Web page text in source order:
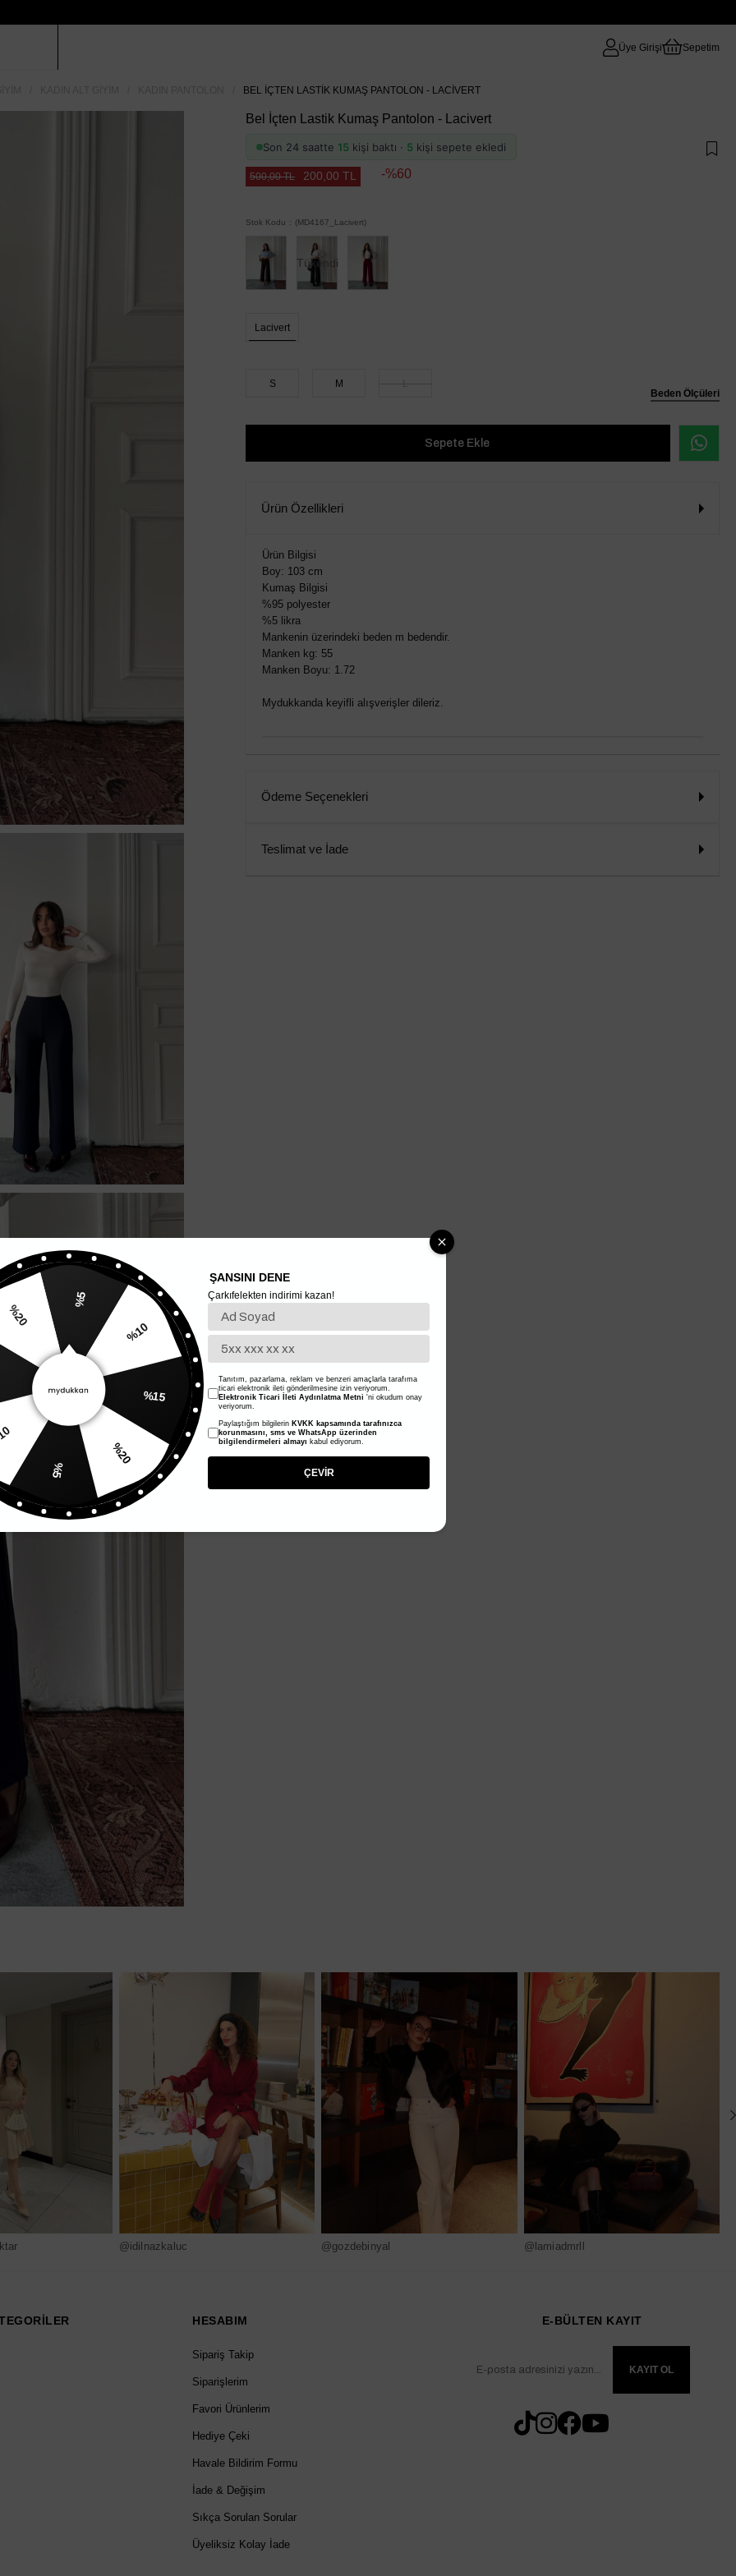
Üye Girişi Sepetim
BEL İÇTEN LASTIK KUMAŞ PANTOLON - LACIVERT
Bel İçten Lastik Kumaş Pantolon - Lacivert
Son 24 saatte 15 kişi baktı · 5 kişi sepete ekledi
500,00 TL 200,00 TL 60
Stok Kodu (MD4167_Lacivert)
Tükendi
Beden Ölçüleri
Lacivert
S M
Ürün Özellikleri
Ürün Bilgisi
Boy: 103 cm
Kumaş Bilgisi
%95 polyester
%5 likra
Mankenin üzerindeki beden m bedendir.
Manken kg: 55
Manken Boyu: 1.72
Mydukkanda keyifli alışverişler dileriz.
Ödeme Seçenekleri
Teslimat ve İade
@idilnazkaluc @gozdebinyal @lamiadmrll
HESABIM
Sipariş Takip
Siparişlerim
Favori Ürünlerim
Hediye Çeki
Havale Bildirim Formu
İade & Değişim
Sıkça Sorulan Sorular
Üyeliksiz Kolay İade
E-BÜLTEN KAYIT
KAYIT OL
%10
%20
ŞANSINI DENE
Çarkıfelekten indirimi kazan!
Tanıtım, pazarlama, reklam ve benzeri amaçlarla tarafıma
ticari elektronik ileti gönderilmesine izin veriyorum.
Elektronik Ticari İleti Aydınlatma Metni 'ni okudum onay
veriyorum.
Paylaştığım bilgilerin KVKK kapsamında tarafınızca
korunmasını, sms ve WhatsApp üzerinden
bilgilendirmeleri almayı kabul ediyorum.
ÇEVİR